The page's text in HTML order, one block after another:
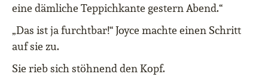
eine dämliche Teppichkante gestern Abend.“
„Das ist ja furchtbar!“ Joyce machte einen Schritt
auf sie zu.
Sie rieb sich stöhnend den Kopf.